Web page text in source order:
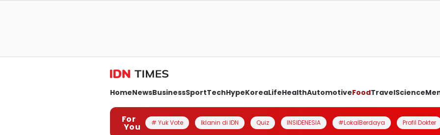
HomeNewsBusinessSportTechHypeKoreaLifeHealthAutomotiveFoodTravelScience
For
You # Yuk Vote Iklanin di IDN Quiz INSIDENESIA #LokalBerdaya Profil Dokter